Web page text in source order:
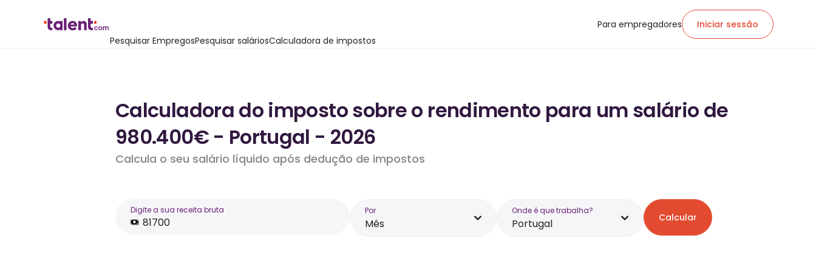
Pesquisar EmpregosPesquisar saláriosCalculadora de impostos
Para empregadores Iniciar sessão
Calculadora do imposto sobre o rendimento para um salário de
980.400€ - Portugal - 2026
Calcula o seu salário líquido após dedução de impostos
Digite a sua receita bruta Por
Mês
Onde é que trabalha?
Portugal Calcular